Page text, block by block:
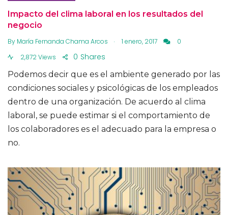
Impacto del clima laboral en los resultados del
negocio
By María Fernanda Chama Arcos . 1 enero, 2017
0
2,872 Views
Shares
0
Podemos decir que es el ambiente generado por las
condiciones sociales y psicológicas de los empleados
dentro de una organización. De acuerdo al clima
laboral, se puede estimar si el comportamiento de
los colaboradores es el adecuado para la empresa o
no.